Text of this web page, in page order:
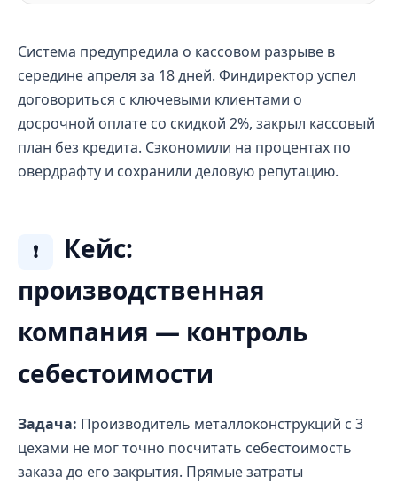
Система предупредила о кассовом разрыве в
середине апреля за 18 дней. Финдиректор успел
договориться с ключевыми клиентами о
досрочной оплате со скидкой 2%, закрыл кассовый
план без кредита. Сэкономили на процентах по
овердрафту и сохранили деловую репутацию.
❗
Кейс:
производственная
компания — контроль
себестоимости
Задача: Производитель металлоконструкций с 3
цехами не мог точно посчитать себестоимость
заказа до его закрытия. Прямые затраты